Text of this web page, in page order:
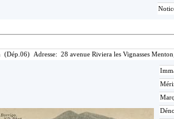
Adresse: 28 avenue Riviera les Vignasses